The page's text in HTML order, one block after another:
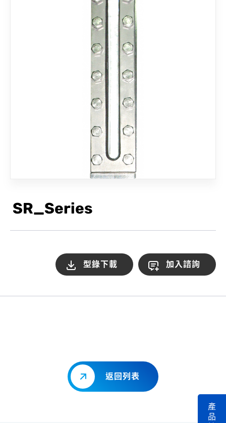
聯絡我們
SR_Series
型錄下載 加入諮詢
返回列表
產
品